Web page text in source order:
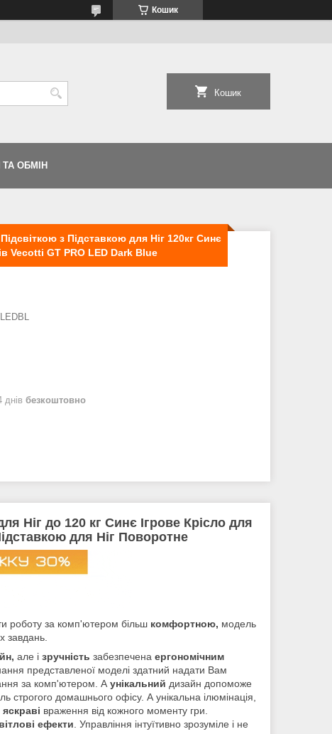
Кошик
Кошик
ОБМІН
з Підставкою для Ніг 120кг Синє
Vecotti GT PRO LED Dark Blue
днів безкоштовно
Ніг до 120 кг Синє Ігрове Крісло для
для Ніг Поворотне
роботу за комп'ютером більш комфортною, модель
завдань.
але і зручність забезпечена ергономічним
представленої моделі здатний надати Вам
за комп'ютером. А унікальний дизайн допоможе
строгого домашнього офісу. А унікальна ілюмінація,
враження від кожного моменту гри.
ефекти . Управління інтуїтивно зрозуміле і не